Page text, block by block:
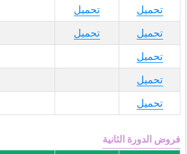
تحميل
تحميل
تحميل
تحميل
تحميل
تحميل
تحميل
فروض الدورة الثانية